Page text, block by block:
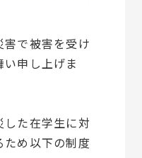
害で被害を受け
い申し上げま
した在学生に対
ため以下の制度